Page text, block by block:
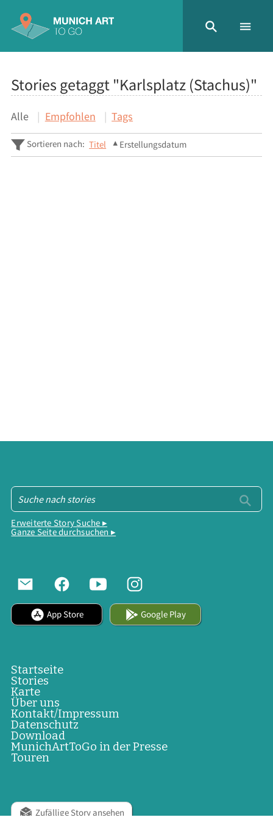
Stories getaggt "Karlsplatz (Stachus)"
Alle Empfohlen Tags
Sortieren nach: Titel Erstellungsdatum
Erweiterte Story Suche ▸
Ganze Seite durchsuchen ▸
App Store Google Play
Startseite
Stories
Karte
Über uns
Kontakt/Impressum
Datenschutz
Download
MunichArtToGo in der Presse
Touren
Zufällige Story ansehen